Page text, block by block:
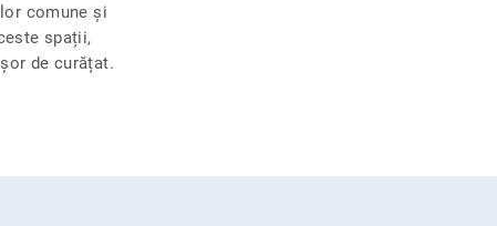
comune și
spații,
de curățat.